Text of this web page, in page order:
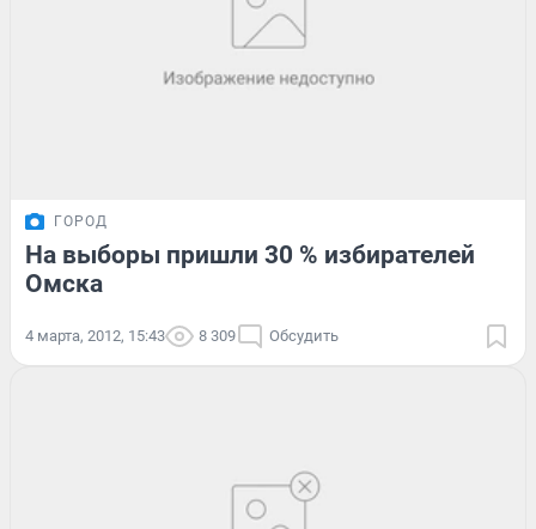
ГОРОД
На выборы пришли 30 % избирателей
Омска
4 марта, 2012, 15:43 8 309 Обсудить